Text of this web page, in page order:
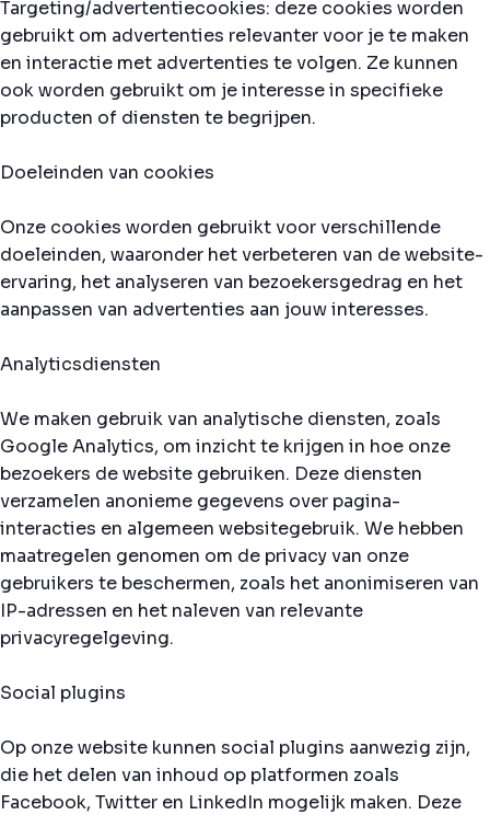
Targeting/advertentiecookies: deze cookies worden
gebruikt om advertenties relevanter voor je te maken
en interactie met advertenties te volgen. Ze kunnen
ook worden gebruikt om je interesse in specifieke
producten of diensten te begrijpen.
Doeleinden van cookies
Onze cookies worden gebruikt voor verschillende
doeleinden, waaronder het verbeteren van de website-
ervaring, het analyseren van bezoekersgedrag en het
aanpassen van advertenties aan jouw interesses.
Analyticsdiensten
We maken gebruik van analytische diensten, zoals
Google Analytics, om inzicht te krijgen in hoe onze
bezoekers de website gebruiken. Deze diensten
verzamelen anonieme gegevens over pagina-
interacties en algemeen websitegebruik. We hebben
maatregelen genomen om de privacy van onze
gebruikers te beschermen, zoals het anonimiseren van
IP-adressen en het naleven van relevante
privacyregelgeving.
Social plugins
Op onze website kunnen social plugins aanwezig zijn,
die het delen van inhoud op platformen zoals
Facebook, Twitter en LinkedIn mogelijk maken. Deze